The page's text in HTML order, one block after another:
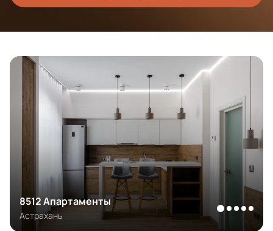
8512 Апартаменты
Астрахань